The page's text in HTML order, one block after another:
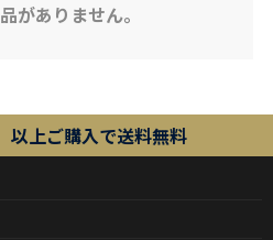
がありません。
以上ご購入で送料無料